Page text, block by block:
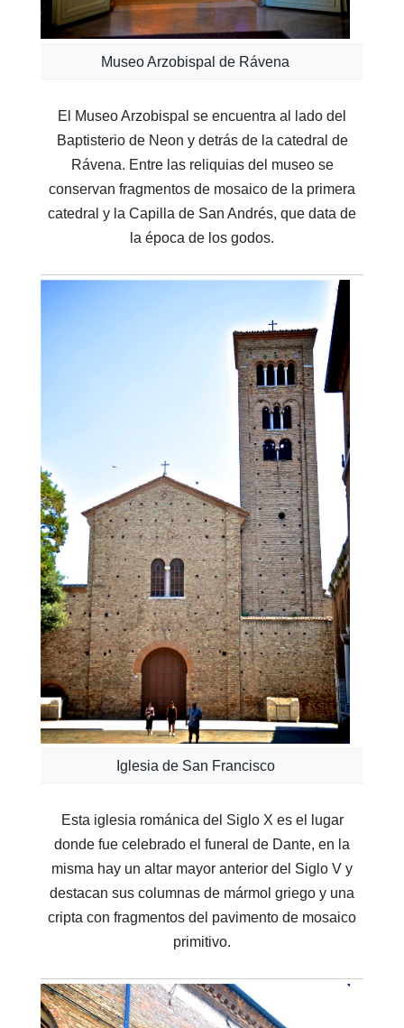
Museo Arzobispal de Rávena
El Museo Arzobispal se encuentra al lado del
Baptisterio de Neon y detrás de la catedral de
Rávena. Entre las reliquias del museo se
conservan fragmentos de mosaico de la primera
catedral y la Capilla de San Andrés, que data de
la época de los godos.
Iglesia de San Francisco
Esta iglesia románica del Siglo X es el lugar
donde fue celebrado el funeral de Dante, en la
misma hay un altar mayor anterior del Siglo V y
destacan sus columnas de mármol griego y una
cripta con fragmentos del pavimento de mosaico
primitivo.